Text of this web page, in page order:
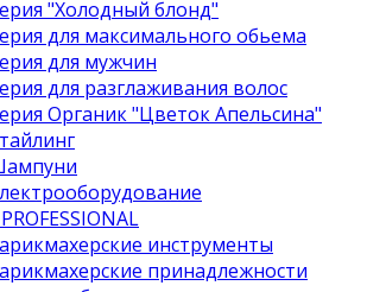
"Холодный блонд"
для максимального обьема
для мужчин
для разглаживания волос
Органик "Цветок Апельсина"
инструменты
принадлежности